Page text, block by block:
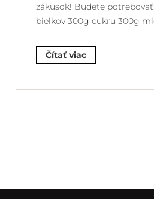
zákusok! Budete
bielkov 300g cukru 300g
Čítať viac